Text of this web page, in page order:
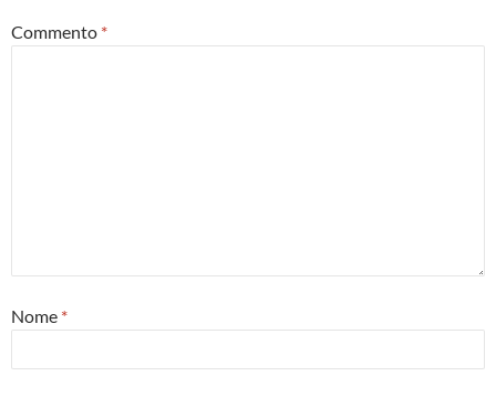
Commento *
Nome *